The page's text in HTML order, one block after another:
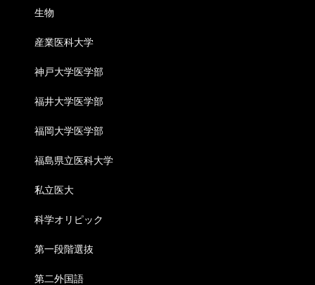
生物
産業医科大学
神戸大学医学部
福井大学医学部
福岡大学医学部
福島県立医科大学
私立医大
科学オリピック
第一段階選抜
第二外国語